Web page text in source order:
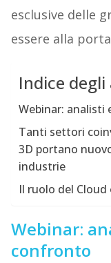
esclusive delle
essere alla
Indice
Webinar:
Tanti settori
3D portano
industrie
Il ruolo del
Webinar:
confronto